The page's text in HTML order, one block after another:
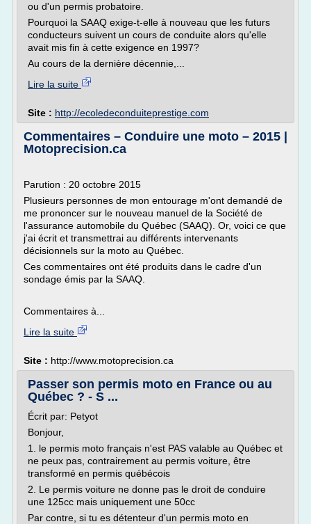
ou d'un permis probatoire.
Pourquoi la SAAQ exige-t-elle à nouveau que les futurs
conducteurs suivent un cours de conduite alors qu'elle
avait mis fin à cette exigence en 1997?
Au cours de la dernière décennie,...
Lire la suite
Site : http://ecoledeconduiteprestige.com
Commentaires – Conduire une moto – 2015 |
Motoprecision.ca
Parution : 20 octobre 2015
Plusieurs personnes de mon entourage m'ont demandé de
me prononcer sur le nouveau manuel de la Société de
l'assurance automobile du Québec (SAAQ). Or, voici ce que
j'ai écrit et transmettrai au différents intervenants
décisionnels sur la moto au Québec.
Ces commentaires ont été produits dans le cadre d'un
sondage émis par la SAAQ.
Commentaires à...
Lire la suite
Site : http://www.motoprecision.ca
Passer son permis moto en France ou au
Québec ? - S ...
Écrit par: Petyot
Bonjour,
1. le permis moto français n'est PAS valable au Québec et
ne peux pas, contrairement au permis voiture, être
transformé en permis québécois
2. Le permis voiture ne donne pas le droit de conduire
une 125cc mais uniquement une 50cc
Par contre, si tu es détenteur d'un permis moto en